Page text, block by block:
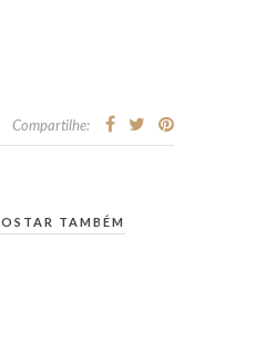
Compartilhe:
TAMBÉM